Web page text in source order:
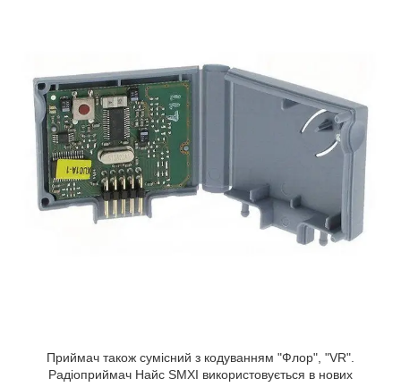
Приймач також сумісний з кодуванням "Флор", "VR".
Радіоприймач Найс SMXI використовується в нових